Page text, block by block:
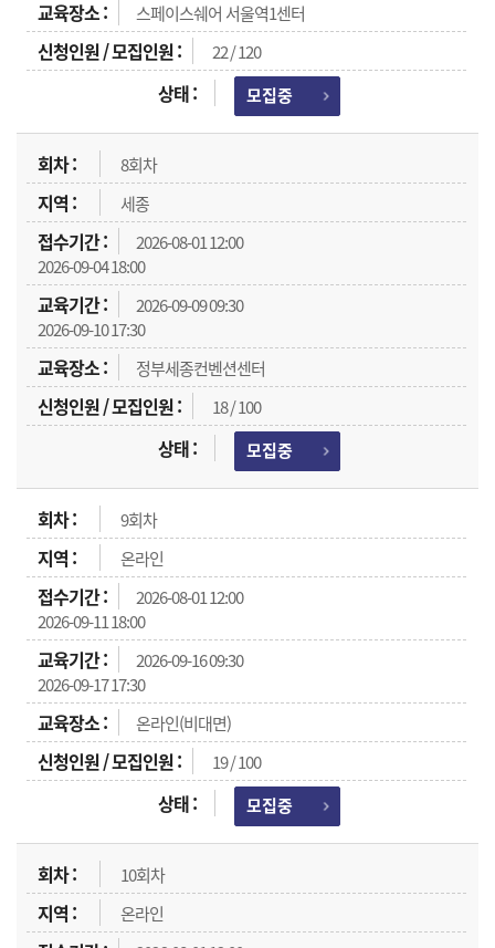
스페이스쉐어 서울역1센터
22 / 120
모집중
8회차
세종
2026-08-01 12:00
2026-09-04 18:00
2026-09-09 09:30
2026-09-10 17:30
정부세종컨벤션센터
18 / 100
모집중
9회차
온라인
2026-08-01 12:00
2026-09-11 18:00
2026-09-16 09:30
2026-09-17 17:30
온라인(비대면)
19 / 100
모집중
10회차
온라인